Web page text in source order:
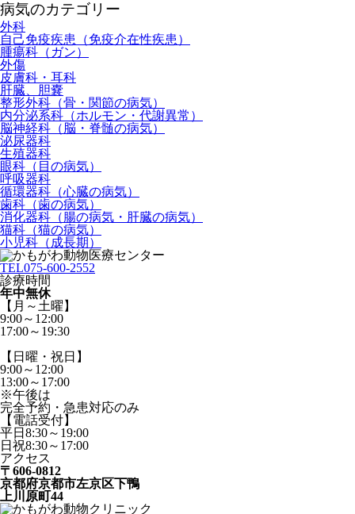
病気のカテゴリー
外科
自己免疫疾患（免疫介在性疾患）
腫瘍科（ガン）
外傷
皮膚科・耳科
肝臓、胆嚢
整形外科（骨・関節の病気）
内分泌系科（ホルモン・代謝異常）
脳神経科（脳・脊髄の病気）
泌尿器科
生殖器科
眼科（目の病気）
呼吸器科
循環器科（心臓の病気）
歯科（歯の病気）
消化器科（腸の病気・肝臓の病気）
猫科（猫の病気）
小児科（成長期）
TEL075-600-2552
診療時間
年中無休
【月～土曜】
9:00～12:00
17:00～19:30
【日曜・祝日】
9:00～12:00
13:00～17:00
※午後は
完全予約・急患対応のみ
【電話受付】
平日8:30～19:00
日祝8:30～17:00
アクセス
〒606-0812
京都府京都市左京区下鴨
上川原町44